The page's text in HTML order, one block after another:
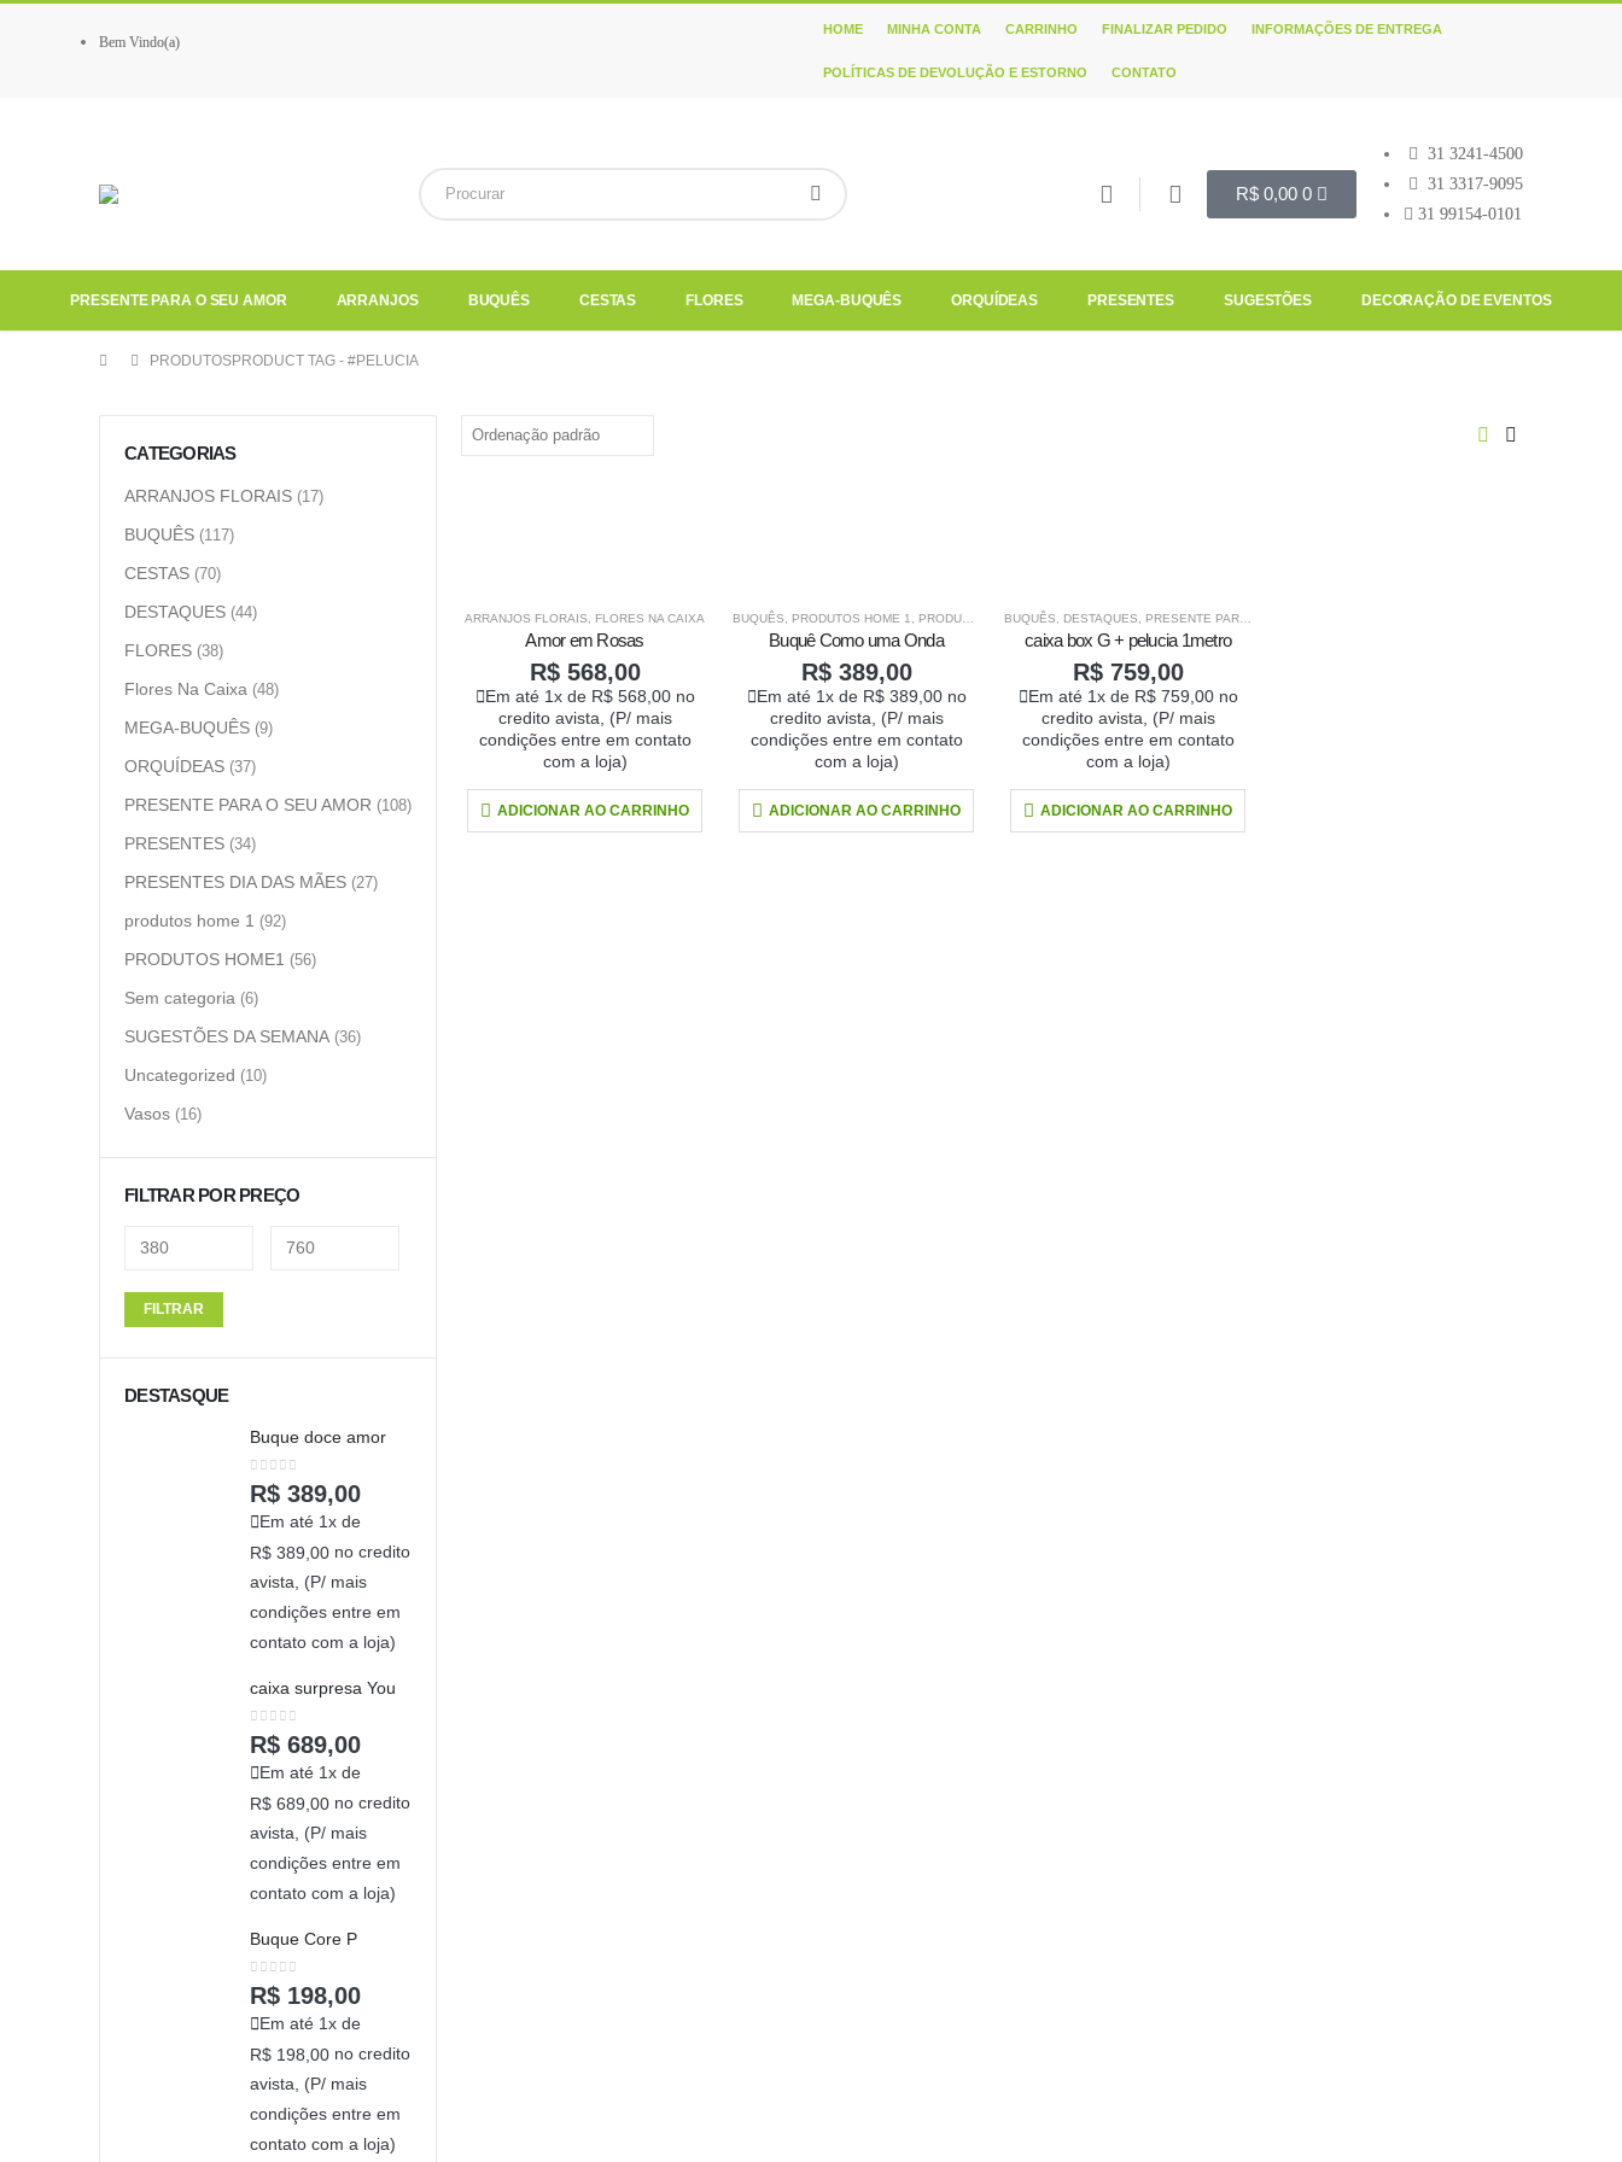
Bem Vindo(a)
HOME MINHA CONTA CARRINHO FINALIZAR PEDIDO INFORMAÇÕES DE ENTREGA
POLÍTICAS DE DEVOLUÇÃO E ESTORNO CONTATO
R$ 0,00 0
31 3241-4500
31 3317-9095
31 99154-0101
PRESENTE PARA O SEU AMOR ARRANJOS BUQUÊS CESTAS FLORES MEGA-BUQUÊS ORQUÍDEAS PRESENTES SUGESTÕES DECORAÇÃO DE EVENTOS
PRODUTOSPRODUCT TAG - #PELUCIA
ARRANJOS FLORAIS FLORES NA CAIXA
Amor em Rosas
R$568,00
Em até 1x de R$568,00no
credito avista, (P/ mais
condições entre em contato
com a loja)
ADICIONAR AO CARRINHO
BUQUÊS PRODUTOS HOME 1 PRODUTOS HOME1
Buquê Como uma Onda
R$389,00
Em até 1x de R$389,00no
credito avista, (P/ mais
condições entre em contato
com a loja)
ADICIONAR AO CARRINHO
BUQUÊS DESTAQUES PRESENTE PARA O SEU AMOR
caixa box G + pelucia 1metro
R$759,00
Em até 1x de R$759,00no
credito avista, (P/ mais
condições entre em contato
com a loja)
ADICIONAR AO CARRINHO
CATEGORIAS
ARRANJOS FLORAIS (17)
BUQUÊS (117)
CESTAS (70)
DESTAQUES (44)
FLORES (38)
Flores Na Caixa (48)
MEGA-BUQUÊS (9)
ORQUÍDEAS (37)
PRESENTE PARA O SEU AMOR (108)
PRESENTES (34)
PRESENTES DIA DAS MÃES (27)
produtos home 1 (92)
PRODUTOS HOME1 (56)
Sem categoria (6)
SUGESTÕES DA SEMANA (36)
Uncategorized (10)
Vasos (16)
FILTRAR POR PREÇO
FILTRAR
DESTASQUE
Buque doce amor
0out of 5
R$ 389,00
Em até 1x de
R$ 389,00 no credito
avista, (P/ mais
condições entre em
contato com a loja)
caixa surpresa You
0out of 5
R$ 689,00
Em até 1x de
R$ 689,00 no credito
avista, (P/ mais
condições entre em
contato com a loja)
Buque Core P
0out of 5
R$ 198,00
Em até 1x de
R$ 198,00 no credito
avista, (P/ mais
condições entre em
contato com a loja)